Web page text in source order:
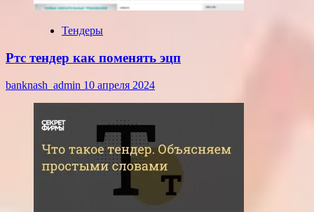
Тендеры
Ртс тендер как поменять эцп
banknash_admin 10 апреля 2024